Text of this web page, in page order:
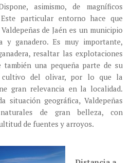
asimismo, de magníficos
Este particular entorno hace que
de Jaén es un municipio
y ganadero. Es muy importante,
resaltar las explotaciones
también una pequeña parte de su
cultivo del olivar, por lo que la
gran relevancia en la localidad.
situación geográfica, Valdepeñas
de gran belleza, con
de fuentes y arroyos.